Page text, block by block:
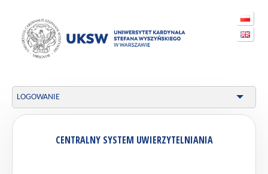
LOGOWANIE
CENTRALNY SYSTEM UWIERZYTELNIANIA